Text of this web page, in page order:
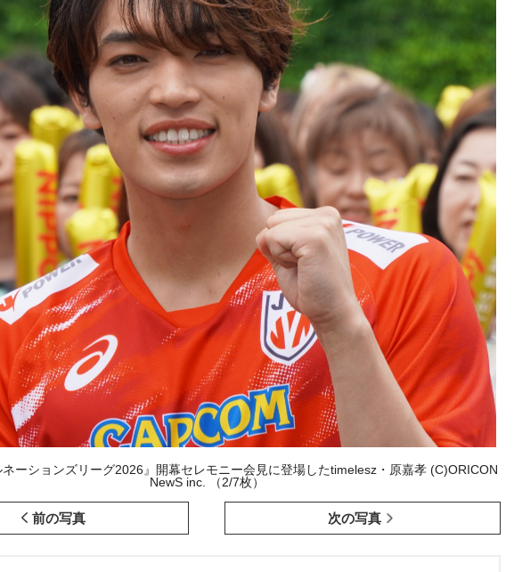
ネーションズリーグ2026』開幕セレモニー会見に登場したtimelesz・原嘉孝 (C)ORICON
NewS inc. （2/7枚）
前の写真 次の写真